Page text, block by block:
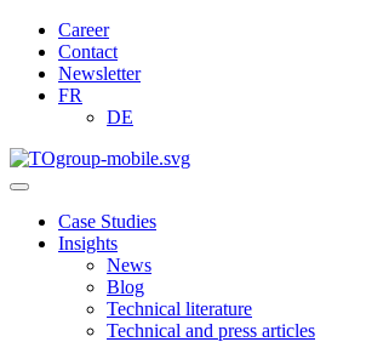
Career
Contact
Newsletter
FR
DE
Case Studies
Insights
News
Blog
Technical literature
Technical and press articles